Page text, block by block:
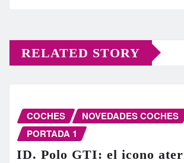
RELATED STORY
COCHES
NOVEDADES COCHES
PORTADA 1
ID. Polo GTI: el icono